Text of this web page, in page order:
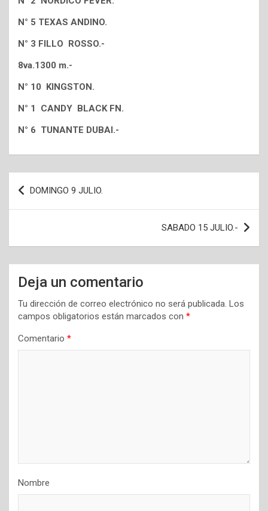
N° 5 TEXAS ANDINO.
N° 3 FILLO ROSSO.-
8va.1300 m.-
N° 10 KINGSTON.
N° 1 CANDY BLACK FN.
N° 6 TUNANTE DUBAI.-
Navegación
de
DOMINGO 9 JULIO.
SABADO 15 JULIO.-
Deja un comentario
Tu dirección de correo electrónico no será publicada. Los
campos obligatorios están marcados con *
Comentario *
Nombre